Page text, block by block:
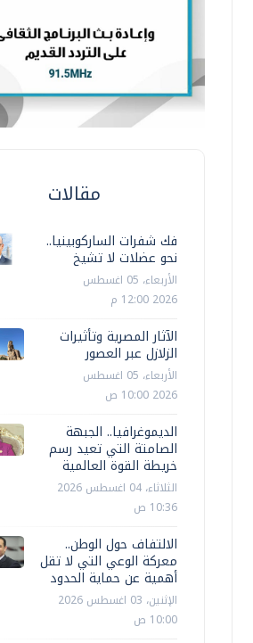
مقالات
فك شفرات الساركوبينيا..
نحو عضلات لا تشيخ
الأربعاء، 05 اغسطس
2026 12:00 م
الآثار المصرية وتأثيرات
الزلازل عبر العصور
الأربعاء، 05 اغسطس
2026 10:00 ص
الديموغرافيا.. الجبهة
الصامتة التي تعيد رسم
خريطة القوة العالمية
الثلاثاء، 04 اغسطس 2026
10:36 ص
الالتفاف حول الوطن..
معركة الوعي التي لا تقل
أهمية عن حماية الحدود
الإثنين، 03 اغسطس 2026
10:00 ص